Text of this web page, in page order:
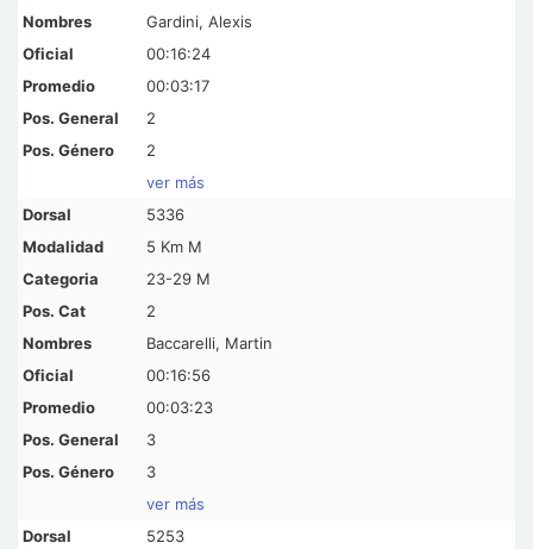
Gardini, Alexis
00:16:24
00:03:17
2
2
ver más
5336
5 Km M
23-29 M
2
Baccarelli, Martin
00:16:56
00:03:23
3
3
ver más
5253